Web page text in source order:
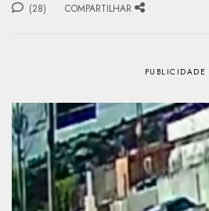
(28) COMPARTILHAR